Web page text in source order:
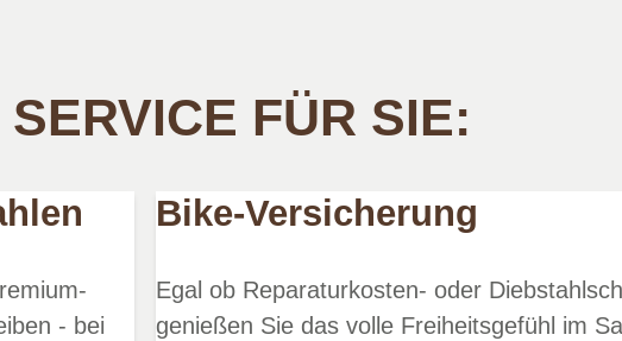
FÜR SIE:
- bei
Bike-Versicherung
Egal ob Reparaturkosten- oder
genießen Sie das volle Freiheitsgefühl im